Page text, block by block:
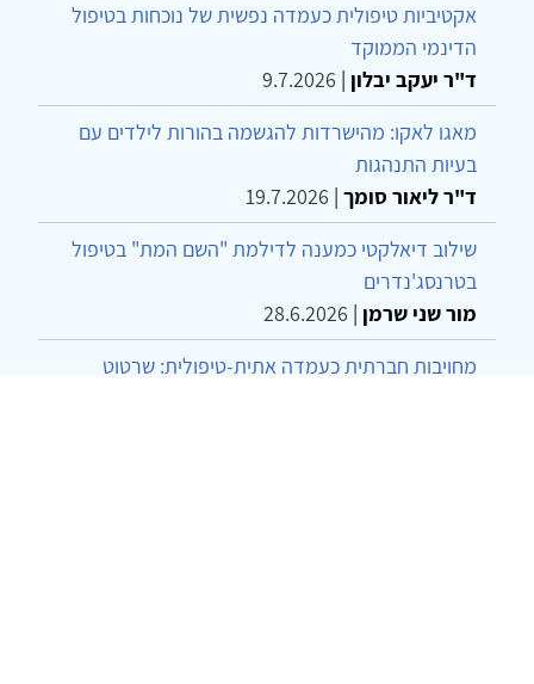
אקטיביות טיפולית כעמדה נפשית של נוכחות בטיפול
הדינמי הממוקד
ד"ר יעקב יבלון |
9.7.2026
מאגו לאקו: מהישרדות להגשמה בהורות לילדים עם
בעיות התנהגות
ד"ר ליאור סומך |
19.7.2026
שילוב דיאלקטי כמענה לדילמת "השם המת" בטיפול
בטרנסג'נדרים
מור שני שרמן |
28.6.2026
מחויבות חברתית כעמדה אתית-טיפולית: שרטוט